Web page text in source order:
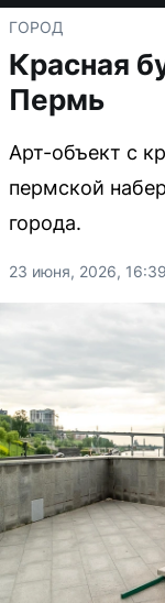
ГОРОД
Красная
Пермь
Арт-объект с
пермской
города.
23 июня, 2026, 16:39